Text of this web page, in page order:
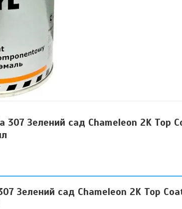
307 Зелений сад Chameleon 2K Top
Зелений сад Chameleon 2K Top